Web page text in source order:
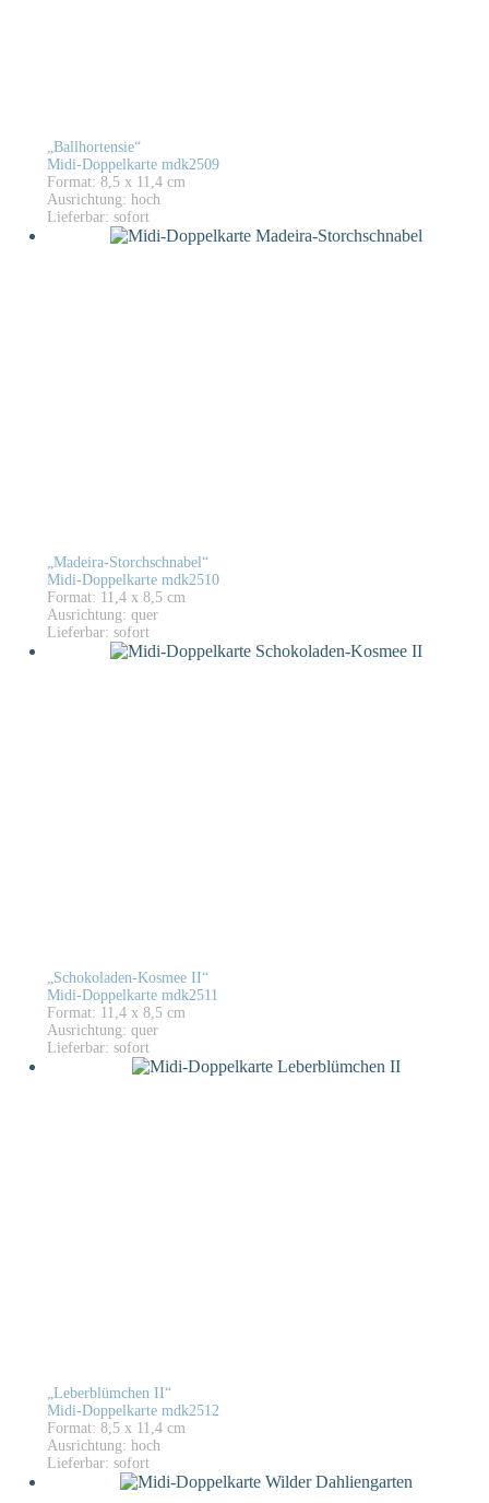
„Ballhortensie“
Midi-Doppelkarte mdk2509
Format: 8,5 x 11,4 cm
Ausrichtung: hoch
Lieferbar: sofort
„Madeira-Storchschnabel“
Midi-Doppelkarte mdk2510
Format: 11,4 x 8,5 cm
Ausrichtung: quer
Lieferbar: sofort
„Schokoladen-Kosmee II“
Midi-Doppelkarte mdk2511
Format: 11,4 x 8,5 cm
Ausrichtung: quer
Lieferbar: sofort
„Leberblümchen II“
Midi-Doppelkarte mdk2512
Format: 8,5 x 11,4 cm
Ausrichtung: hoch
Lieferbar: sofort